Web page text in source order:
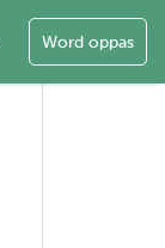
Word oppas